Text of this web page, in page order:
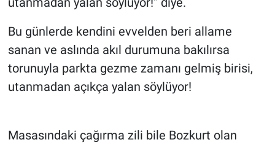
Bu günlerde kendini evvelden beri allame
sanan ve aslında akıl durumuna bakılırsa
torunuyla parkta gezme zamanı gelmiş birisi,
utanmadan açıkça yalan söylüyor!
Masasındaki çağırma zili bile Bozkurt olan